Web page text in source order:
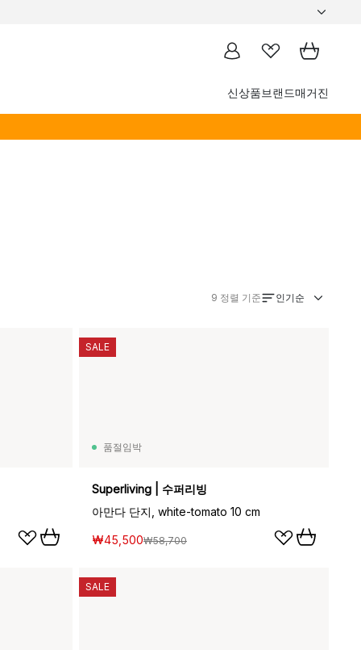
신상품브랜드매거진
9 정렬 기준 인기순
품절임박
Superliving | 수퍼리빙
아만다 단지, white-tomato 10 cm
₩45,500₩58,700
SALE
SALE